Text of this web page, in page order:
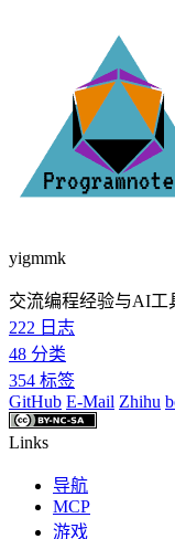
yigmmk
交流编程经验与AI工
222 日志
48 分类
354 标签
GitHub E-Mail Zhihu
Links
导航
MCP
游戏